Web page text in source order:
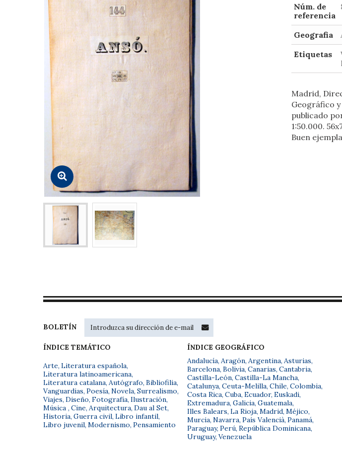
Núm. de
referencia
Geografia
Etiquetas
Madrid,
Geográfico y
publicado
1:50.000.
Buen
BOLETÍN
ÍNDICE TEMÁTICO
Arte, Literatura española,
Literatura latinoamericana,
Literatura catalana, Autógrafo, Bibliofilia,
Vanguardias, Poesía, Novela, Surrealismo,
Viajes, Diseño, Fotografía, Ilustración,
Música , Cine, Arquitectura, Dau al Set,
Historia, Guerra civil, Libro infantil,
Libro juvenil, Modernismo, Pensamiento
ÍNDICE GEOGRÁFICO
Andalucía, Aragón, Argentina, Asturias,
Barcelona, Bolivia, Canarias, Cantabria,
Castilla-León, Castilla-La Mancha,
Catalunya, Ceuta-Melilla, Chile, Colombia,
Costa Rica, Cuba, Ecuador, Euskadi,
Extremadura, Galicia, Guatemala,
Illes Balears, La Rioja, Madrid, Méjico,
Murcia, Navarra, País Valencià, Panamá,
Paraguay, Perú, República Dominicana,
Uruguay, Venezuela